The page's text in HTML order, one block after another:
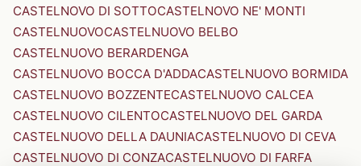
CASTELNOVO DI SOTTOCASTELNOVO NE' MONTI
CASTELNUOVOCASTELNUOVO BELBO
CASTELNUOVO BERARDENGA
CASTELNUOVO BOCCA D'ADDACASTELNUOVO BORMIDA
CASTELNUOVO BOZZENTECASTELNUOVO CALCEA
CASTELNUOVO CILENTOCASTELNUOVO DEL GARDA
CASTELNUOVO DELLA DAUNIACASTELNUOVO DI CEVA
CASTELNUOVO DI CONZACASTELNUOVO DI FARFA